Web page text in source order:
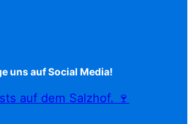
uns auf Social Media!
auf dem Salzhof. 🍷